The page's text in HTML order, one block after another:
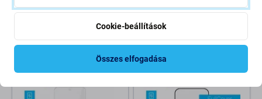
Pro, 10 Pro Max, Mi 11i és
RAKTÁRON 6 db
Note 15 Pro 4G
790 Ft
db, (11.08.2026)
Cookie-beállítások
Összes elfogadása